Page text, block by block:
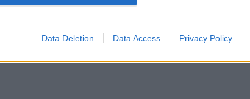
Data Deletion Data Access Privacy Policy